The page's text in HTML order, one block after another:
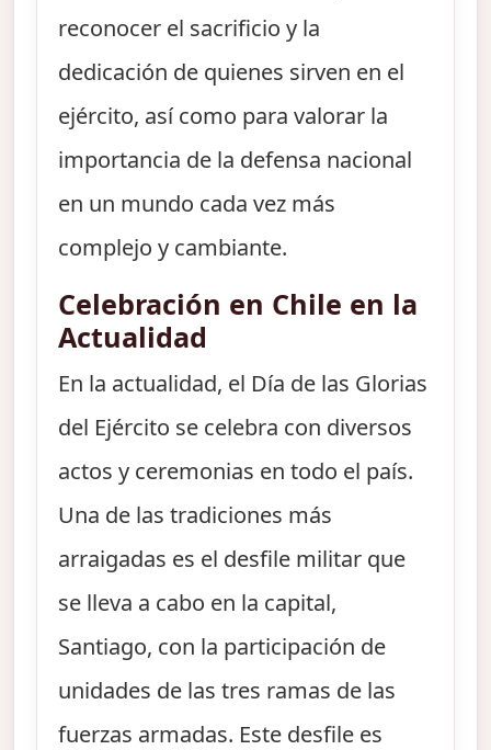
reconocer el sacrificio y la
dedicación de quienes sirven en el
ejército, así como para valorar la
importancia de la defensa nacional
en un mundo cada vez más
complejo y cambiante.
Celebración en Chile en la
Actualidad
En la actualidad, el Día de las Glorias
del Ejército se celebra con diversos
actos y ceremonias en todo el país.
Una de las tradiciones más
arraigadas es el desfile militar que
se lleva a cabo en la capital,
Santiago, con la participación de
unidades de las tres ramas de las
fuerzas armadas. Este desfile es